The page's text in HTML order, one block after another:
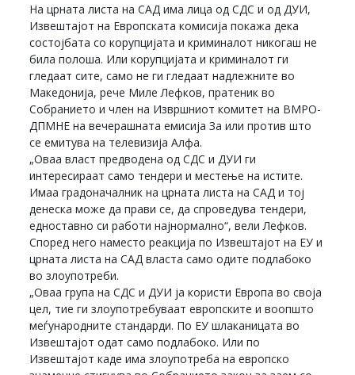
На црната листа на САД има лица од СДС и од ДУИ,
Извештајот на Европската комисија покажа дека
состојбата со корупцијата и криминалот никогаш не
била полоша. Или корупцијата и криминалот ги
гледаат сите, само не ги гледаат надлежните во
Македонија, рече Миле Лефков, пратеник во
Собранието и член на Извршниот комитет на ВМРО-
ДПМНЕ на вечерашната емисија За или против што
се емитува на телевизија Алфа.
„Оваа власт предводена од СДС и ДУИ ги
интересираат само тендери и местење на истите.
Имаа градоначалник на црната листа на САД и тој
денеска може да прави се, да спроведува тендери,
едноставно си работи најнормално“, вели Лефков.
Според него наместо реакција по Извештајот на ЕУ и
црната листа на САД власта само одите подлабоко
во злоупотреби.
„Оваа група на СДС и ДУИ ја користи Европа во своја
цел, тие ги злоупотребуваат европските и воопшто
меѓународните стандарди. По ЕУ шлаканицата во
Извештајот одат само подлабоко. Или по
Извештајот каде има злоупотреба на европско